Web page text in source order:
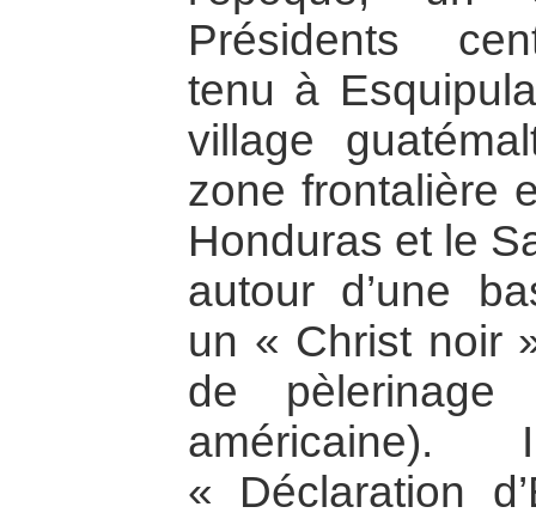
Présidents
tenu à
village
zone frontalière
Honduras et le
autour d’une
un « Christ noir
de pèlerinage
« Déclaration